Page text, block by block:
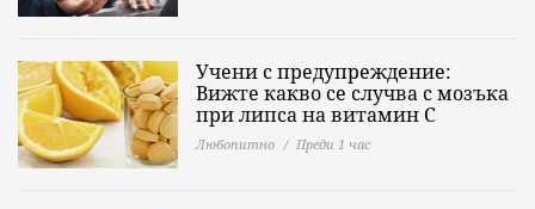
Учени с предупреждение:
Вижте какво се случва с мозъка
при липса на витамин C
Любопитно Преди 1 час